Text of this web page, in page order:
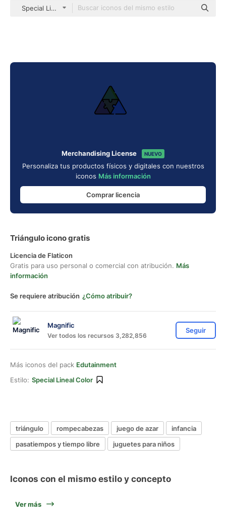
Special Lineal color
Merchandising License NUEVO
Personaliza tus productos físicos y digitales con nuestros
iconos Más información
Comprar licencia
Triángulo icono gratis
Licencia de Flaticon
Gratis para uso personal o comercial con atribución. Más
información
Se requiere atribución ¿Cómo atribuir?
Magnific
Ver todos los recursos 3,282,856
Seguir
Más iconos del pack Edutainment
Estilo: Special Lineal Color
triángulo rompecabezas juego de azar
infancia
pasatiempos y tiempo libre
juguetes para niños
Iconos con el mismo estilo y concepto
Ver más